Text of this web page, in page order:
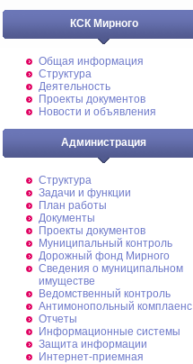
КСК Мирного
Общая информация
Структура
Деятельность
Проекты документов
Новости и объявления
Администрация
Структура
Задачи и функции
План работы
Документы
Проекты документов
Муниципальный контроль
Дорожный фонд Мирного
Cведения о муниципальном
имуществе
Ведомственный контроль
Антимонопольный комплаенс
Отчеты
Информационные системы
Защита информации
Интернет-приемная